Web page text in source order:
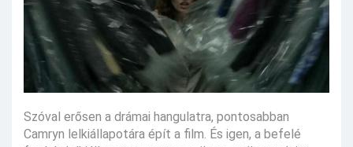
Szóval erősen a drámai hangulatra, pontosabban
Camryn lelkiállapotára épít a film. És igen, a befelé